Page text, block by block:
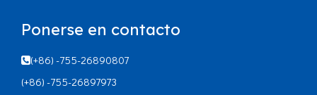
Ponerse en contacto
(+86) -755-26890807
(+86) -755-26897973